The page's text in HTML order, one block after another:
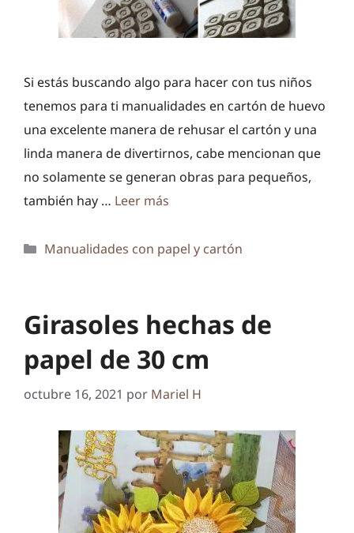
Si estás buscando algo para hacer con tus niños
tenemos para ti manualidades en cartón de huevo
una excelente manera de rehusar el cartón y una
linda manera de divertirnos, cabe mencionan que
no solamente se generan obras para pequeños,
también hay … Leer más
Categorías
Manualidades con papel y cartón
Girasoles hechas de
papel de 30 cm
octubre 16, 2021 por Mariel H